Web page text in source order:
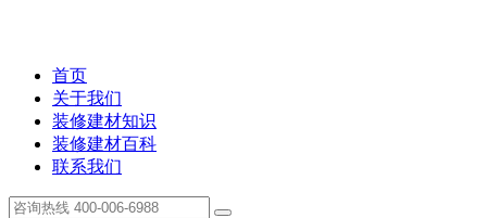
首页
关于我们
装修建材知识
装修建材百科
联系我们